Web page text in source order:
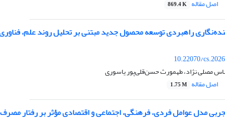
اصل مقاله 869.4 K
راهبردی توسعه محصول جدید مبتنی بر تحلیل روند علم، فناوری
10.22070/
مصلی نژاد، طهمورث حسن‌قلی‌پور یاسوری
اصل مقاله 1.75 M
مدل عوامل فردی، فرهنگی، اجتماعی و اقتصادی مؤثر بر رفتار